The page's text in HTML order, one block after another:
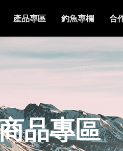
產品專區 釣魚專欄 合
品專區